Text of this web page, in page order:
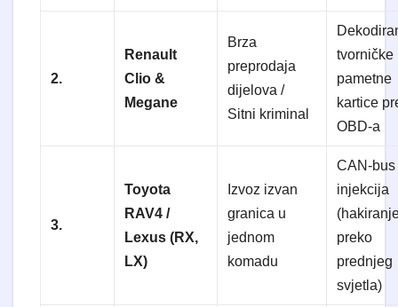
2.
Renault
Clio &
Megane
Brza
preprodaja
dijelova /
Sitni kriminal
tvorničke
pametne
kartice
OBD-a
3.
Toyota
RAV4 /
Lexus (RX,
LX)
Izvoz izvan
granica u
jednom
komadu
CAN-bus
injekcija
preko
prednjeg
svjetla)